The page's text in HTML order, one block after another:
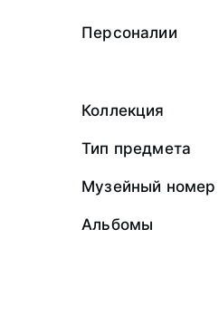
Персоналии
Коллекция
Тип предмета
Музейный номер
Альбомы